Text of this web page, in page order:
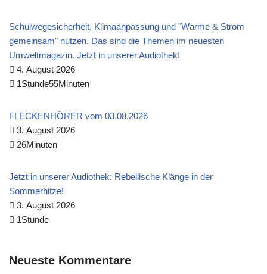
Schulwegesicherheit, Klimaanpassung und "Wärme & Strom
gemeinsam" nutzen. Das sind die Themen im neuesten
Umweltmagazin. Jetzt in unserer Audiothek!
4. August 2026
1Stunde55Minuten
FLECKENHÖRER vom 03.08.2026
3. August 2026
26Minuten
Jetzt in unserer Audiothek: Rebellische Klänge in der
Sommerhitze!
3. August 2026
1Stunde
Neueste Kommentare